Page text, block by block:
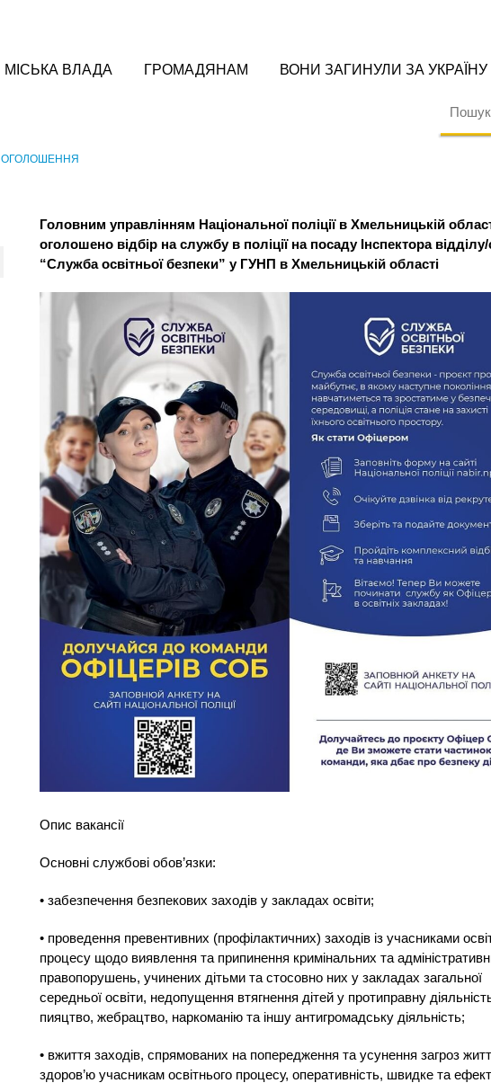
МІСЬКА ВЛАДА ГРОМАДЯНАМ ВОНИ ЗАГИНУЛИ ЗА УКРАЇНУ
ОГОЛОШЕННЯ
Головним управлінням Національної поліції в Хмельницькій
оголошено відбір на службу в поліції на посаду Інспектора
“Служба освітньої безпеки” у ГУНП в Хмельницькій області
Опис вакансії
Основні службові обов’язки:
• забезпечення безпекових заходів у закладах освіти;
• проведення превентивних (профілактичних) заходів із учасниками
процесу щодо виявлення та припинення кримінальних та
правопорушень, учинених дітьми та стосовно них у закладах загальної
середньої освіти, недопущення втягнення дітей у протиправну
пияцтво, жебрацтво, наркоманію та іншу антигромадську діяльність;
• вжиття заходів, спрямованих на попередження та усунення загроз
здоров’ю учасникам освітнього процесу, оперативність, швидке та